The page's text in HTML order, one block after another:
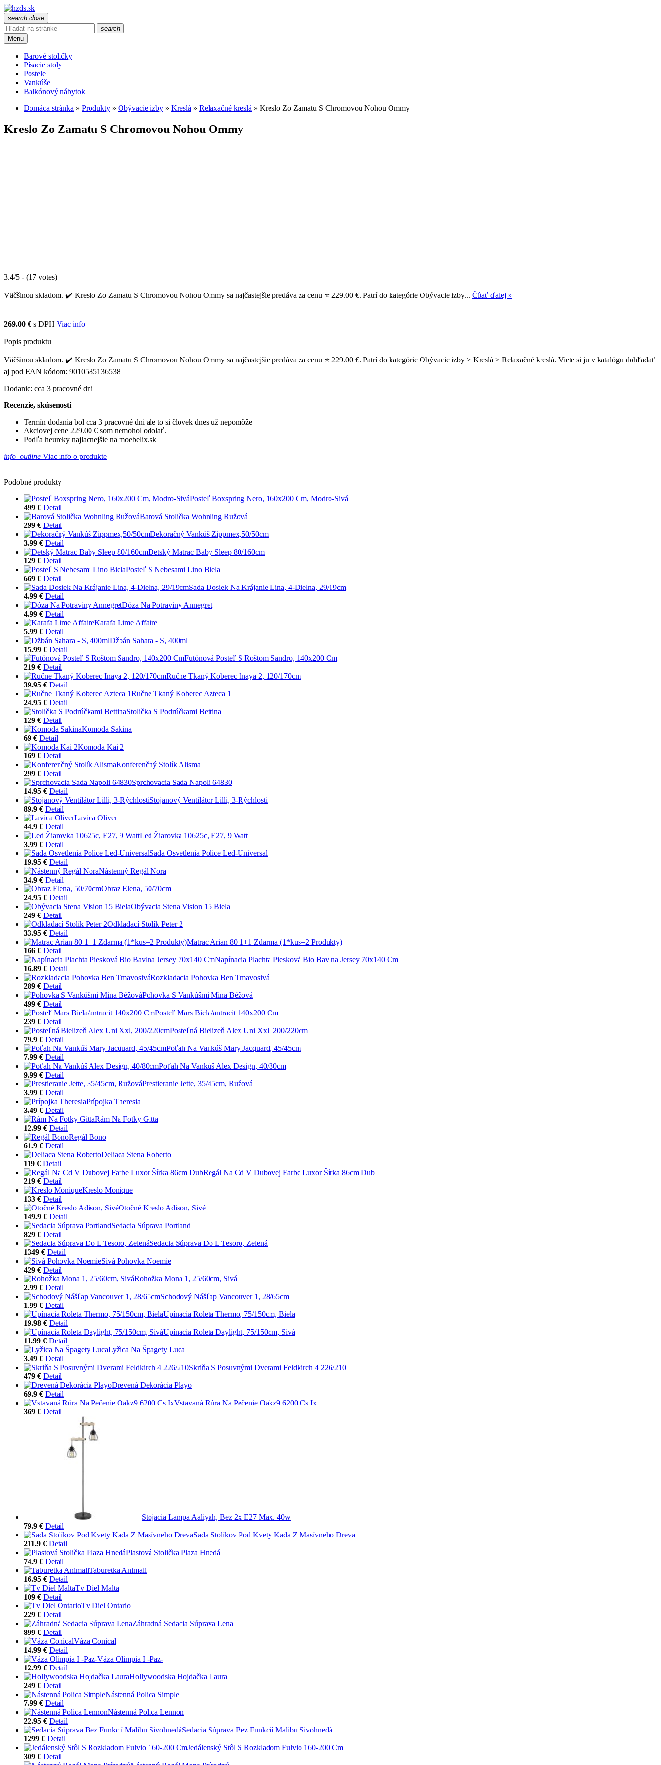
search close
search
Menu
Barové stoličky
Písacie stoly
Postele
Vankúše
Balkónový nábytok
Domáca stránka » Produkty » Obývacie izby » Kreslá » Relaxačné kreslá » Kreslo Zo Zamatu S Chromovou Nohou Ommy
Kreslo Zo Zamatu S Chromovou Nohou Ommy
3.4/5 - (17 votes)
Väčšinou skladom. ✔️ Kreslo Zo Zamatu S Chromovou Nohou Ommy sa najčastejšie predáva za cenu ⭐ 229.00 €. Patrí do kategórie Obývacie izby... Čítať ďalej »
269.00 € s DPH Viac info
Popis produktu
Väčšinou skladom. ✔️ Kreslo Zo Zamatu S Chromovou Nohou Ommy sa najčastejšie predáva za cenu ⭐ 229.00 €. Patrí do kategórie Obývacie izby > Kreslá > Relaxačné kreslá. Viete si ju v katalógu dohľadať
aj pod EAN kódom: 9010585136538
Dodanie: cca 3 pracovné dni
Recenzie, skúsenosti
Termín dodania bol cca 3 pracovné dni ale to si človek dnes už nepomôže
Akciovej cene 229.00 € som nemohol odolať.
Podľa heureky najlacnejšie na moebelix.sk
info_outline Viac info o produkte
Podobné produkty
Posteľ Boxspring Nero, 160x200 Cm, Modro-Sivá
499 € Detail
Barová Stolička Wohnling Ružová
299 € Detail
Dekoračný Vankúš Zippmex,50/50cm
3.99 € Detail
Detský Matrac Baby Sleep 80/160cm
129 € Detail
Posteľ S Nebesami Lino Biela
669 € Detail
Sada Dosiek Na Krájanie Lina, 4-Dielna, 29/19cm
4.99 € Detail
Dóza Na Potraviny Annegret
4.99 € Detail
Karafa Lime Affaire
5.99 € Detail
Džbán Sahara - S, 400ml
15.99 € Detail
Futónová Posteľ S Roštom Sandro, 140x200 Cm
219 € Detail
Ručne Tkaný Koberec Inaya 2, 120/170cm
39.95 € Detail
Ručne Tkaný Koberec Azteca 1
24.95 € Detail
Stolička S Podrúčkami Bettina
129 € Detail
Komoda Sakina
69 € Detail
Komoda Kai 2
169 € Detail
Konferenčný Stolík Alisma
299 € Detail
Sprchovacia Sada Napoli 64830
14.95 € Detail
Stojanový Ventilátor Lilli, 3-Rýchlosti
89.9 € Detail
Lavica Oliver
44.9 € Detail
Led Žiarovka 10625c, E27, 9 Watt
3.99 € Detail
Sada Osvetlenia Police Led-Universal
19.95 € Detail
Nástenný Regál Nora
34.9 € Detail
Obraz Elena, 50/70cm
24.95 € Detail
Obývacia Stena Vision 15 Biela
249 € Detail
Odkladací Stolík Peter 2
33.95 € Detail
Matrac Arian 80 1+1 Zdarma (1*kus=2 Produkty)
166 € Detail
Napínacia Plachta Piesková Bio Bavlna Jersey 70x140 Cm
16.89 € Detail
Rozkladacia Pohovka Ben Tmavosivá
289 € Detail
Pohovka S Vankúšmi Mina Béžová
499 € Detail
Posteľ Mars Biela/antracit 140x200 Cm
239 € Detail
Posteľná Bielizeň Alex Uni Xxl, 200/220cm
79.9 € Detail
Poťah Na Vankúš Mary Jacquard, 45/45cm
7.99 € Detail
Poťah Na Vankúš Alex Design, 40/80cm
9.99 € Detail
Prestieranie Jette, 35/45cm, Ružová
3.99 € Detail
Prípojka Theresia
3.49 € Detail
Rám Na Fotky Gitta
12.99 € Detail
Regál Bono
61.9 € Detail
Deliaca Stena Roberto
119 € Detail
Regál Na Cd V Dubovej Farbe Luxor Šírka 86cm Dub
219 € Detail
Kreslo Monique
133 € Detail
Otočné Kreslo Adison, Sivé
149.9 € Detail
Sedacia Súprava Portland
829 € Detail
Sedacia Súprava Do L Tesoro, Zelená
1349 € Detail
Sivá Pohovka Noemie
429 € Detail
Rohožka Mona 1, 25/60cm, Sivá
2.99 € Detail
Schodový Nášľap Vancouver 1, 28/65cm
1.99 € Detail
Upínacia Roleta Thermo, 75/150cm, Biela
19.98 € Detail
Upínacia Roleta Daylight, 75/150cm, Sivá
11.99 € Detail
Lyžica Na Špagety Luca
3.49 € Detail
Skriňa S Posuvnými Dverami Feldkirch 4 226/210
479 € Detail
Drevená Dekorácia Playo
69.9 € Detail
Vstavaná Rúra Na Pečenie Oakz9 6200 Cs Ix
369 € Detail
Stojacia Lampa Aaliyah, Bez 2x E27 Max. 40w
79.9 € Detail
Sada Stolíkov Pod Kvety Kada Z Masívneho Dreva
211.9 € Detail
Plastová Stolička Plaza Hnedá
74.9 € Detail
Taburetka Animali
16.95 € Detail
Tv Diel Malta
109 € Detail
Tv Diel Ontario
229 € Detail
Záhradná Sedacia Súprava Lena
899 € Detail
Váza Conical
14.99 € Detail
Váza Olimpia I -Paz-
12.99 € Detail
Hollywoodska Hojdačka Laura
249 € Detail
Nástenná Polica Simple
7.99 € Detail
Nástenná Polica Lennon
22.95 € Detail
Sedacia Súprava Bez Funkcií Malibu Sivohnedá
1299 € Detail
Jedálenský Stôl S Rozkladom Fulvio 160-200 Cm
309 € Detail